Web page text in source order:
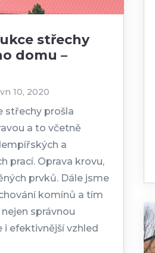
střechy
domu –
10, 2020
střechy prošla
a to včetně
a
prací. Oprava krovu,
prvků. Dále jsme
komínů a tím
správnou
i efektivnější vzhled